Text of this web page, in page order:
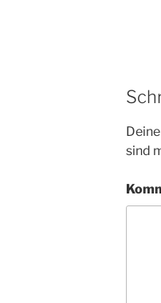
sind